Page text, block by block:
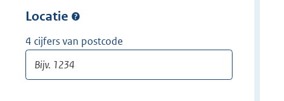
d
i
Locatie
4 cijfers van postcode